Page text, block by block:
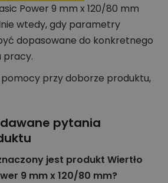
Power 9 mm x 120/80 mm
wtedy, gdy parametry
dopasowane do konkretnego
pracy.
przy doborze produktu,
pytania
jest produkt Wiertło
9 mm x 120/80 mm?